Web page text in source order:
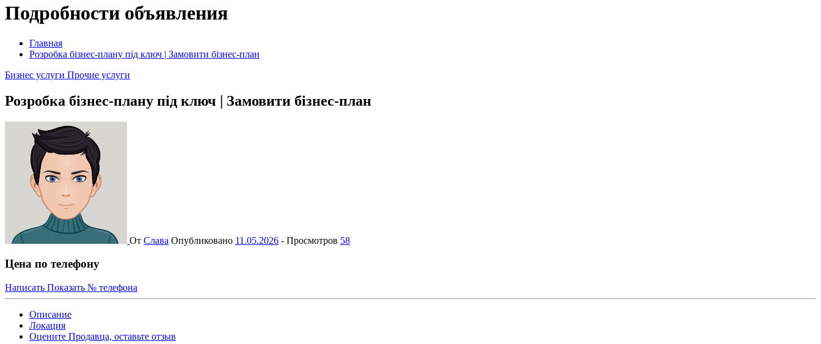
Подробности объявления
Главная
Розробка бізнес-плану під ключ | Замовити бізнес-план
Бизнес услуги Прочие услуги
Розробка бізнес-плану під ключ | Замовити бізнес-план
От Слава Опубликовано 11.05.2026 - Просмотров 58
Цена по телефону
Написать Показать № телефона
Описание
Локация
Оцените Продавца, оставьте отзыв